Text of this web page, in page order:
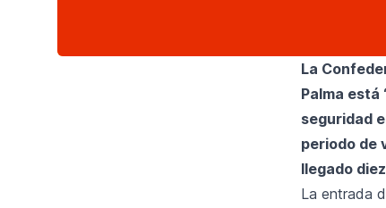
La
Palma
seguridad
periodo de
llegado
La entrada